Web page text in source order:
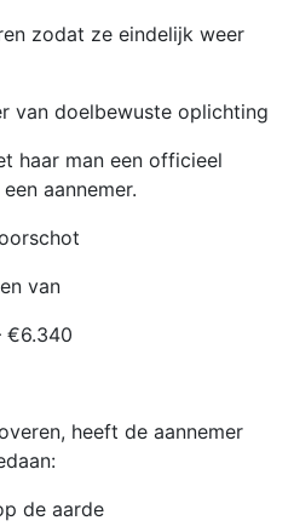
zodat ze eindelijk weer
van doelbewuste oplichting
haar man een officieel
aannemer.
van
€6.340
heeft de aannemer
de aarde